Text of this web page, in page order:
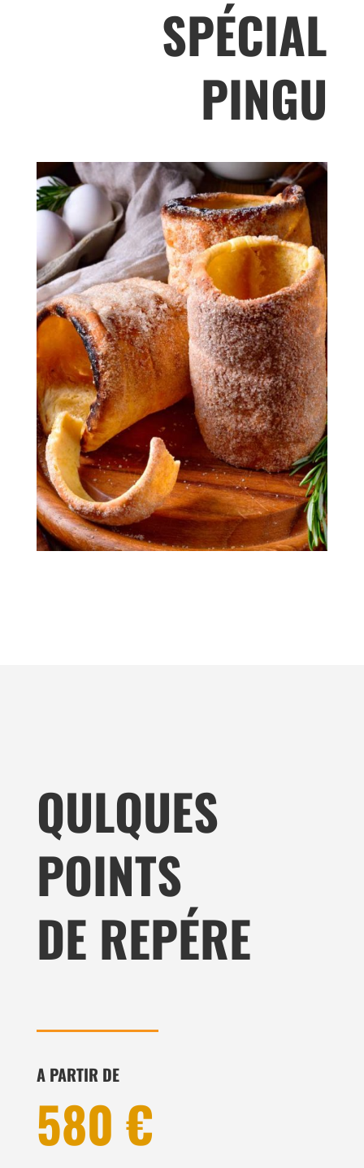
SPÉCIAL
PINGU
QULQUES
POINTS
DE REPÉRE
A PARTIR DE
580 €